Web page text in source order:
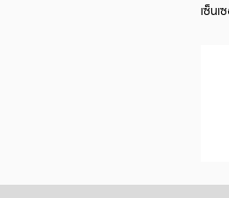
เซ็น